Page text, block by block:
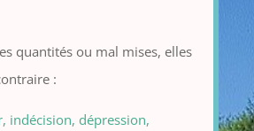
quantités ou mal mises, elles
:
indécision, dépression,